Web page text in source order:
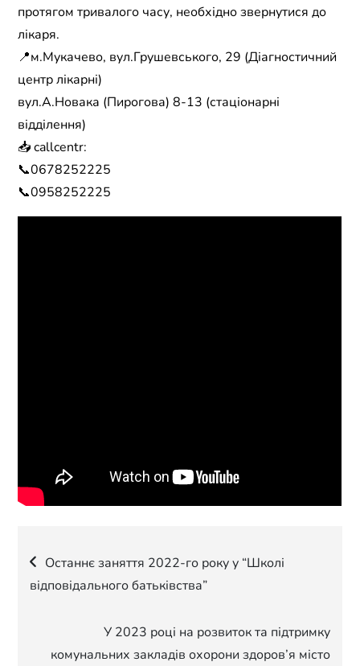
протягом тривалого часу, необхідно звернутися до
лікаря.
📍м.Мукачево, вул.Грушевського, 29 (Діагностичний
центр лікарні)
вул.А.Новака (Пирогова) 8-13 (стаціонарні
відділення)
📥 callcentr:
📞0678252225
📞0958252225
Навігація
записів
Останнє заняття 2022-го року у “Школі
відповідального батьківства”
У 2023 році на розвиток та підтримку
комунальних закладів охорони здоров’я місто